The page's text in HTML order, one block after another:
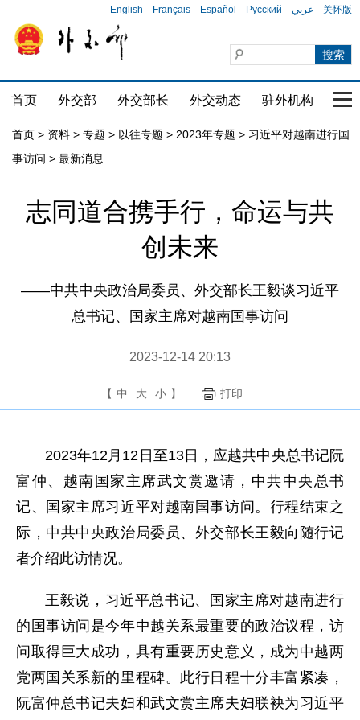
English Français Español Русский عربي 关怀版
首页 外交部 外交部长 外交动态 驻外机构 国
首页 > 资料 > 专题 > 以往专题 > 2023年专题 > 习近平对越南进行国
事访问 > 最新消息
志同道合携手行，命运与共
创未来
——中共中央政治局委员、外交部长王毅谈习近平
总书记、国家主席对越南国事访问
2023-12-14 20:13
【 中 大 小 】 打印
2023年12月12日至13日，应越共中央总书记阮
富仲、越南国家主席武文赏邀请，中共中央总书
记、国家主席习近平对越南国事访问。行程结束之
际，中共中央政治局委员、外交部长王毅向随行记
者介绍此访情况。
王毅说，习近平总书记、国家主席对越南进行
的国事访问是今年中越关系最重要的政治议程，访
问取得巨大成功，具有重要历史意义，成为中越两
党两国关系新的里程碑。此行日程十分丰富紧凑，
阮富仲总书记夫妇和武文赏主席夫妇联袂为习近平